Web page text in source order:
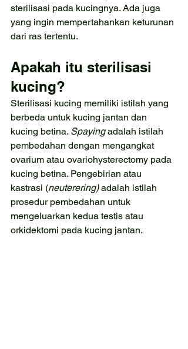
sterilisasi pada kucingnya. Ada juga
yang ingin mempertahankan keturunan
dari ras tertentu.
Apakah itu sterilisasi
kucing?
Sterilisasi kucing memiliki istilah yang
berbeda untuk kucing jantan dan
kucing betina. Spaying adalah istilah
pembedahan dengan mengangkat
ovarium atau ovariohysterectomy pada
kucing betina. Pengebirian atau
kastrasi (neuterering) adalah istilah
prosedur pembedahan untuk
mengeluarkan kedua testis atau
orkidektomi pada kucing jantan.